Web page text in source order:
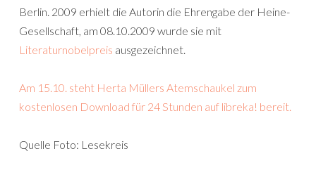
Berlin. 2009 erhielt die Autorin die Ehrengabe der Heine-
Gesellschaft, am 08.10.2009 wurde sie mit
Literaturnobelpreis ausgezeichnet.
Am 15.10. steht Herta Müllers Atemschaukel zum
kostenlosen Download für 24 Stunden auf libreka! bereit.
Quelle Foto: Lesekreis